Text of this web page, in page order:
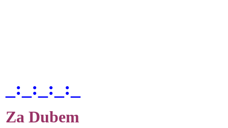
_:_:_:_:_
Za Dubem